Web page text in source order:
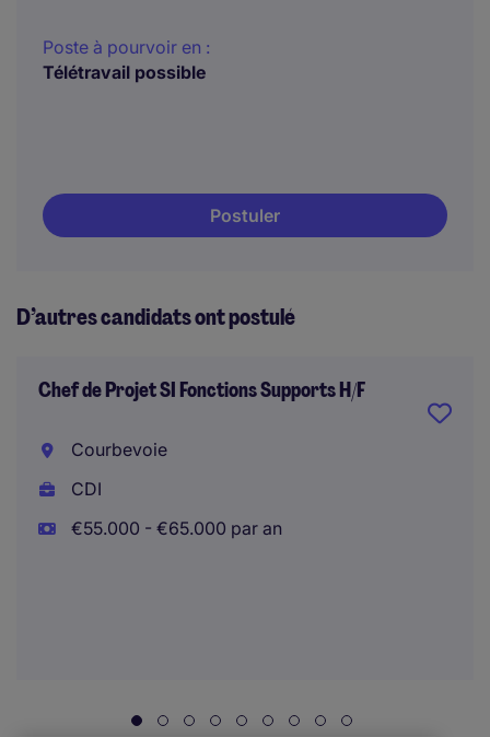
Poste à pourvoir en :
Télétravail possible
Postuler
D’autres candidats ont postulé
Chef de Projet SI Fonctions Supports H/F
Courbevoie
CDI
€55.000 - €65.000 par an